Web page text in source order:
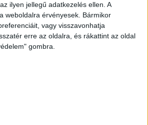
ilyen jellegű adatkezelés ellen. A
weboldalra érvényesek. Bármikor
vagy visszavonhatja
erre az oldalra, és rákattint az oldal
gombra.
ráírja a kormány a
mennyivel kellene
ha nem orosz gázt